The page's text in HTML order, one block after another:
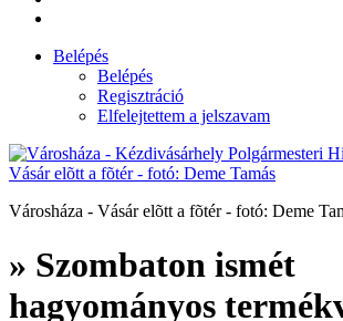
Belépés
Belépés
Regisztráció
Elfelejtettem a jelszavam
Városháza - Vásár elõtt a fõtér - fotó: Deme
» Szombaton ismét
hagyományos